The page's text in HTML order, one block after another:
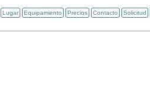
Lugar Equipamiento Precios Contacto Solicitud